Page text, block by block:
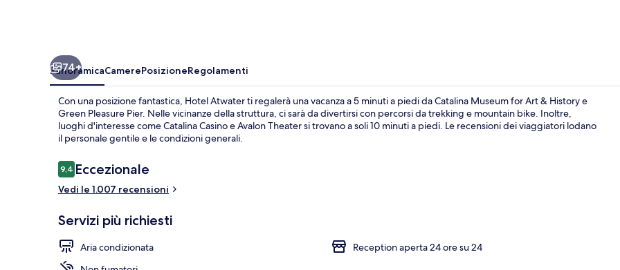
74+
PanoramicaCamerePosizioneRegolamenti
Con una posizione fantastica, Hotel Atwater ti regalerà una vacanza a 5 minuti a piedi da Catalina Museum for Art & History e
Green Pleasure Pier. Nelle vicinanze della struttura, ci sarà da divertirsi con percorsi da trekking e mountain bike. Inoltre,
luoghi d'interesse come Catalina Casino e Avalon Theater si trovano a soli 10 minuti a piedi. Le recensioni dei viaggiatori lodano
il personale gentile e le condizioni generali.
Recensioni
9,49,4 su 10
Eccezionale
Vedi le 1.007 recensioni
Servizi più richiesti
Aria condizionata
Reception aperta 24 ore su 24